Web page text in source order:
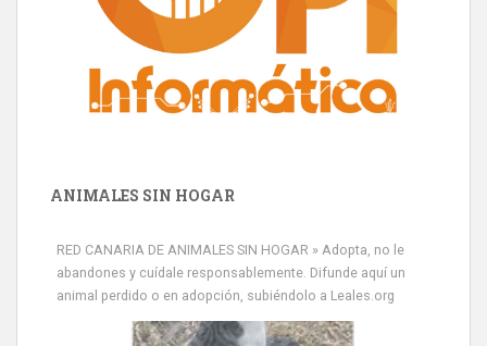
ANIMALES SIN HOGAR
RED CANARIA DE ANIMALES SIN HOGAR » Adopta, no le
abandones y cuídale responsablemente. Difunde aquí un
animal perdido o en adopción, subiéndolo a Leales.org